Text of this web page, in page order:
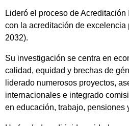
Lideró el proceso de
con la acreditación de excelencia
2032).
Su investigación se centra en
calidad, equidad y brechas de
liderado numerosos proyectos,
internacionales e integrado
en educación, trabajo, pensiones